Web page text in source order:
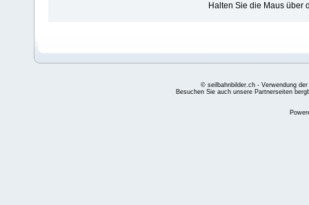
Halten Sie die Maus über
© seilbahnbilder.ch - Verwendung
Besuchen Sie auch unsere Partnerseiten